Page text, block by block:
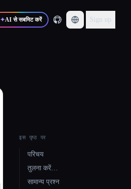
✦AI से सबमिट करें Sign up
इस पृष्ठ पर
परिचय
तुलना करें…
सामान्य प्रश्न